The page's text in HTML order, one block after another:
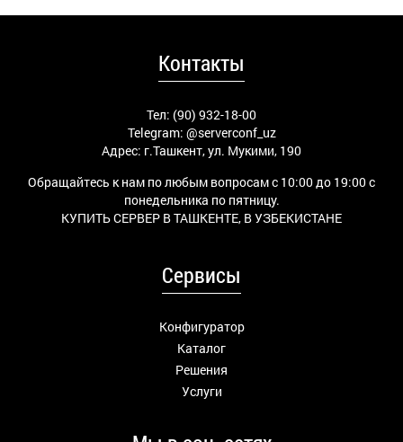
Контакты
Тел: (90) 932-18-00
Telegram: @serverconf_uz
Адрес: г.Ташкент, ул. Мукими, 190
Обращайтесь к нам по любым вопросам с 10:00 до 19:00 с
понедельника по пятницу.
КУПИТЬ СЕРВЕР В ТАШКЕНТЕ, В УЗБЕКИСТАНЕ
Сервисы
Конфигуратор
Каталог
Решения
Услуги